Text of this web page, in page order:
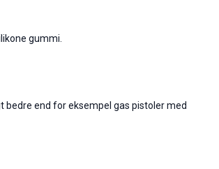
gummi.
bedre end for eksempel gas pistoler med